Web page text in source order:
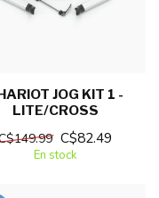
JOG KIT 1 -
LITE/CROSS
C$82.49
En stock